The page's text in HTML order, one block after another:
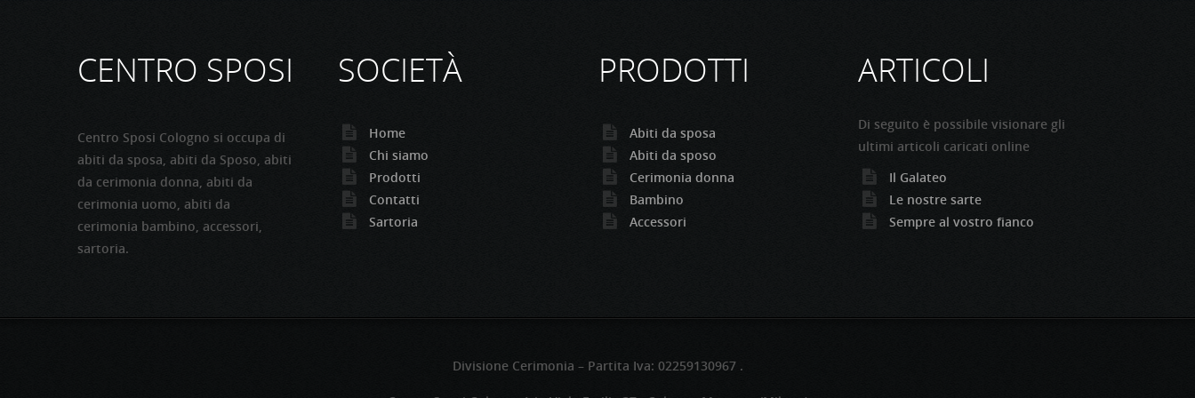
CENTRO SPOSI
Centro Sposi Cologno si occupa di
abiti da sposa, abiti da Sposo, abiti
da cerimonia donna, abiti da
cerimonia uomo, abiti da
cerimonia bambino, accessori,
sartoria.
SOCIETÀ
Home
Chi siamo
Prodotti
Contatti
Sartoria
PRODOTTI
Abiti da sposa
Abiti da sposo
Cerimonia donna
Bambino
Accessori
ARTICOLI
Di seguito è possibile visionare gli
ultimi articoli caricati online
Il Galateo
Le nostre sarte
Sempre al vostro fianco
Divisione Cerimonia – Partita Iva: 02259130967 .